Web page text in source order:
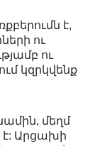
է,
ու
ու
կզրկվենք
մեղմ
է: Արցախի